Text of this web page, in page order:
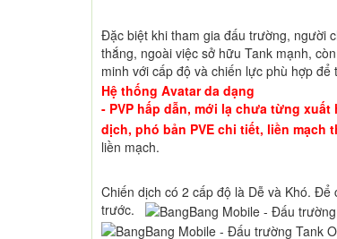
Đặc biệt khi tham gia đấu trường, người
thắng, ngoài việc sở hữu Tank mạnh,
minh với cấp độ và chiến lực phù hợp
Hệ thống Avatar da dạng
- PVP hấp dẫn, mới lạ chưa từng xuất
dịch, phó bản PVE chi tiết, liền mạch
liền mạch.
Chiến dịch có 2 cấp độ là Dễ và Khó.
trước.